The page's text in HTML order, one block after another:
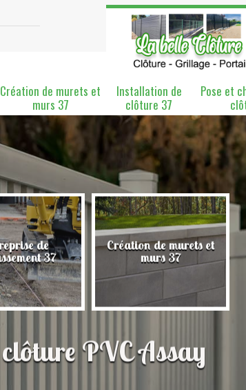
Création de murets et
murs 37
Installation de
clôture 37
Pose et
de
37
Création de murets et
murs 37
PVC Assay